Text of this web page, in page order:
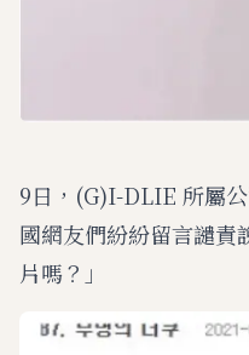
9日，(G)I-DLIE 所屬
國網友們紛紛留言譴責
片嗎？」